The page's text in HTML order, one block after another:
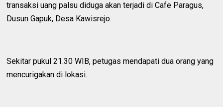
transaksi uang palsu diduga akan terjadi di Cafe Paragus,
Dusun Gapuk, Desa Kawisrejo.
Sekitar pukul 21.30 WIB, petugas mendapati dua orang yang
mencurigakan di lokasi.